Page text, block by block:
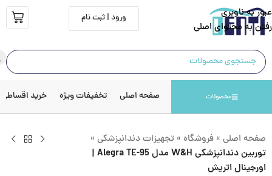
عبور به ناوبری
رفتن به محتوای اصلی
ورود | ثبت نام
محصولات صفحه اصلی تخفیفات ویژه خرید اقساطی
صفحه اصلی » فروشگاه » تجهیزات دندانپزشکی »
توربین دندانپزشکی W&H مدل Alegra TE-95 |
اورجینال اتریش